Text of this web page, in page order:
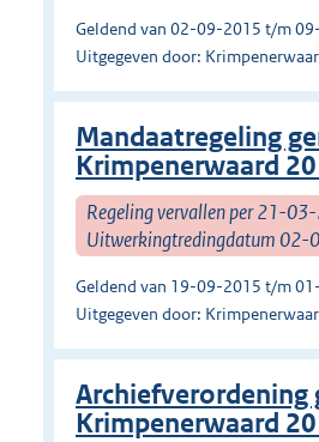
Geldend van 02-09-2015 t/m
Uitgegeven door:
Mandaatregeling
Krimpenerwaard
Regeling vervallen per 21-
Uitwerkingtredingdatum
Geldend van 19-09-2015 t/m
Uitgegeven door:
Archiefverordening
Krimpenerwaard